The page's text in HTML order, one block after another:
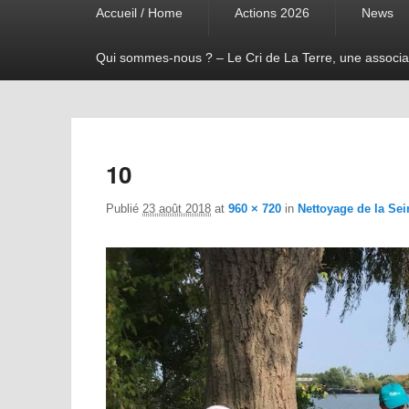
Accueil / Home Actions 2026 News
Qui sommes-nous ? – Le Cri de La Terre, une
10
Publié 23 août 2018 at 960 × 720 in Nettoyage de la